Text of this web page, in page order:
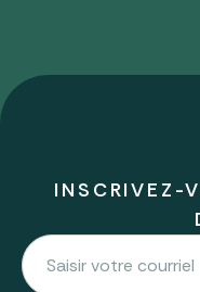
INSCRIVEZ-